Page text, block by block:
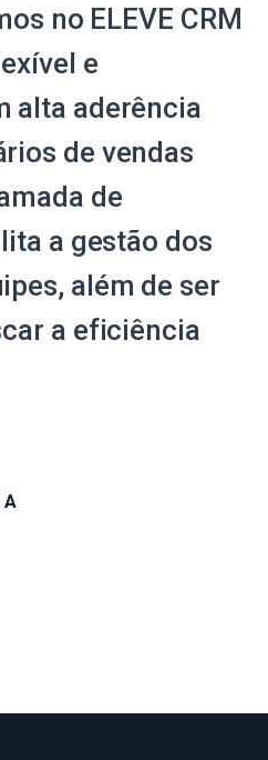
no ELEVE CRM
e
alta aderência
de vendas
de
a gestão dos
além de ser
a eficiência